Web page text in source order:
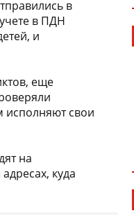
в
в ПДН
и
еще
исполняют свои
на
куда